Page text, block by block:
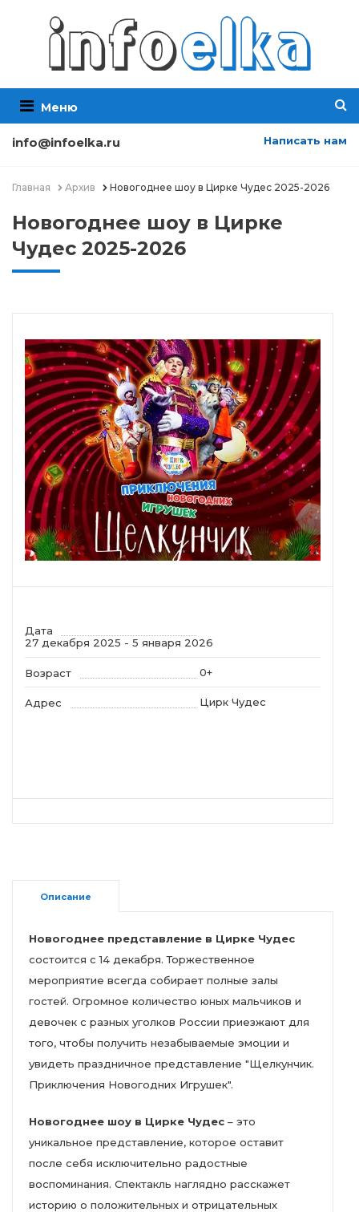
Меню
info@infoelka.ru Написать нам
Главная Архив Новогоднее шоу в Цирке Чудес 2025-2026
Новогоднее шоу в Цирке
Чудес 2025-2026
Дата
27 декабря 2025 - 5 января 2026
Возраст 0+
Адрес Цирк Чудес
Описание
Новогоднее представление в Цирке Чудес
состоится с 14 декабря. Торжественное
мероприятие всегда собирает полные залы
гостей. Огромное количество юных мальчиков и
девочек с разных уголков России приезжают для
того, чтобы получить незабываемые эмоции и
увидеть праздничное представление "Щелкунчик.
Приключения Новогодних Игрушек".
Новогоднее шоу в Цирке Чудес – это
уникальное представление, которое оставит
после себя исключительно радостные
воспоминания. Спектакль наглядно расскажет
историю о положительных и отрицательных